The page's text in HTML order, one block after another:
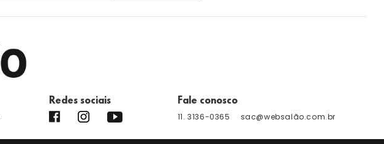
Redes sociais Fale conosco
11. 3136-0365 sac@websalão.com.br